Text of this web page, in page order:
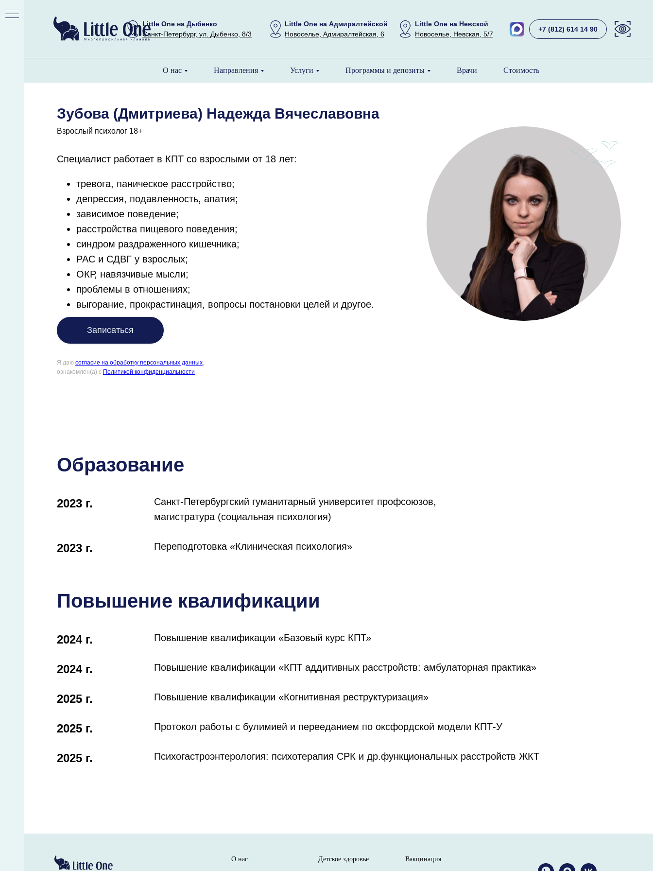
О нас Направления Услуги Программы и депозиты Врачи Стоимость
Little One на Дыбенко
Санкт-Петербург, ул. Дыбенко, 8/3
Little One на Адмиралтейской
Новоселье, Адмиралтейская, 6
Новоселье, Невская, 5/7
Little One на Невской
+7 (812) 614 14 90
Зубова (Дмитриева) Надежда Вячеславовна
Специалист работает в КПТ со взрослыми от 18 лет:
тревога, паническое расстройство;
депрессия, подавленность, апатия;
зависимое поведение;
расстройства пищевого поведения;
синдром раздраженного кишечника;
РАС и СДВГ у взрослых;
ОКР, навязчивые мысли;
проблемы в отношениях;
выгорание, прокрастинация, вопросы постановки целей и другое.
Я даю согласие на обработку персональных данных,
ознакомлен(а) с Политикой конфиденциальности
Записаться
Взрослый психолог 18+
2023 г.
2023 г.
Санкт-Петербургский гуманитарный университет профсоюзов,
магистратура (социальная психология)
Переподготовка «Клиническая психология»
Психогастроэнтерология: психотерапия СРК и др.функциональных расстройств ЖКТ
Повышение квалификации «Базовый курс КПТ»
2025 г.
Протокол работы с булимией и перееданием по оксфордской модели КПТ-У
2025 г.
Повышение квалификации «Когнитивная реструктуризация»
2025 г.
2024 г. Повышение квалификации «КПТ аддитивных расстройств: амбулаторная практика»
2024 г.
Образование
Повышение квалификации
О нас Детское здоровье Вакцинация